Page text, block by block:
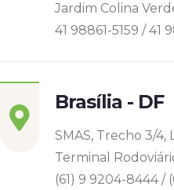
Jardim Colina
41 98861-5159 / 41
Brasília - DF
SMAS, Trecho 3/4,
Terminal
(61) 9 9204-8444 /